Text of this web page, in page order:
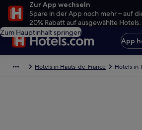
Zur App wechseln
Spare in der App noch mehr – auf
20% Rabatt auf ausgewählte Hotels.
Zum Hauptinhalt springen
App
Hotels in Hauts-de-France Hotels in